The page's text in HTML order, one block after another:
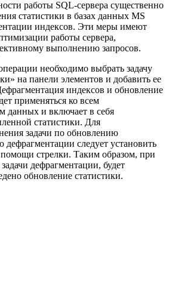
работы SQL-сервера существенно
статистики в базах данных MS
индексов. Эти меры имеют
работы сервера,
выполнению запросов.
необходимо выбрать задачу
на панели элементов и добавить ее
индексов и обновление
применяться ко всем
данных и включает в себя
статистики. Для
задачи по обновлению
дефрагментации следует установить
стрелки. Таким образом, при
дефрагментации, будет
обновление статистики.